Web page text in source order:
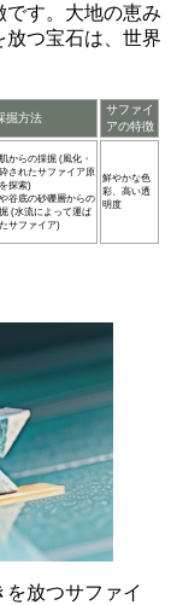
です。大地の恵み
放つ宝石は、世界
掘方法
サファイ
アの特徴
からの採掘 (風化・
されたサファイア原
探索)
谷底の砂礫層からの
(水流によって運ば
サファイア)
鮮やかな色
彩、高い透
明度
放つサファイ